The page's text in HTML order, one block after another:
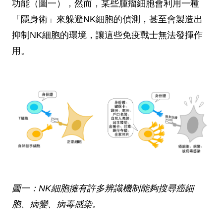
功能（圖一），然而，某些腫瘤細胞會利用一種
「隱身術」來躲避NK細胞的偵測，甚至會製造出
抑制NK細胞的環境，讓這些免疫戰士無法發揮作
用。
圖一：NK細胞擁有許多辨識機制能夠搜尋癌細
胞、病變、病毒感染。